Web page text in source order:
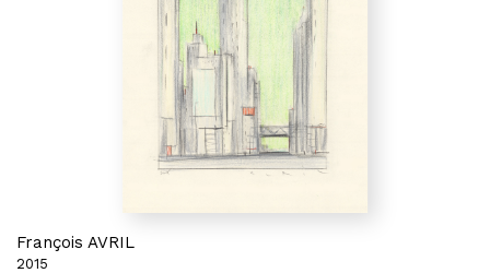
François AVRIL
2015